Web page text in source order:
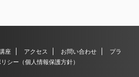
座 アクセス お問い合わせ
プラ
シー（個人情報保護方針）